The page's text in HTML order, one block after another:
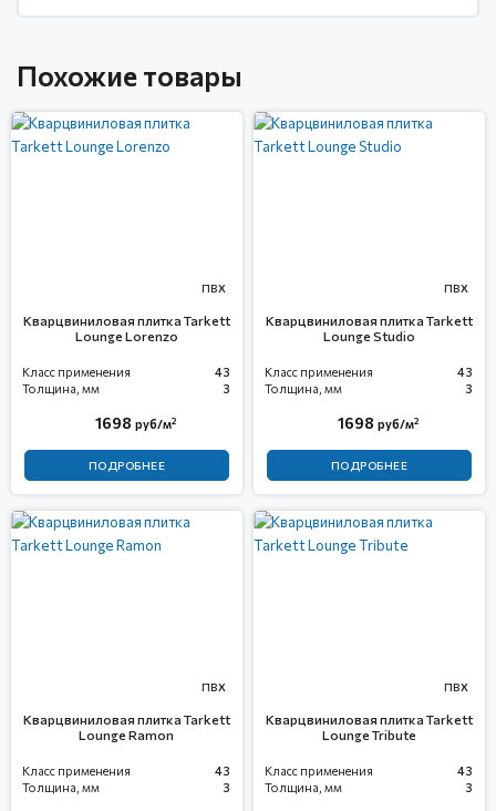
Похожие товары
ПВХ
Кварцвиниловая плитка Tarkett
Lounge Lorenzo
Класс применения
43
Толщина, мм
3
1698 руб/м2
ПОДРОБНЕЕ
ПВХ
Кварцвиниловая плитка Tarkett
Lounge Studio
Класс применения
43
Толщина, мм
3
1698 руб/м2
ПОДРОБНЕЕ
ПВХ
Кварцвиниловая плитка Tarkett
Lounge Ramon
Класс применения
43
Толщина, мм
3
ПВХ
Кварцвиниловая плитка Tarkett
Lounge Tribute
Класс применения
43
Толщина, мм
3